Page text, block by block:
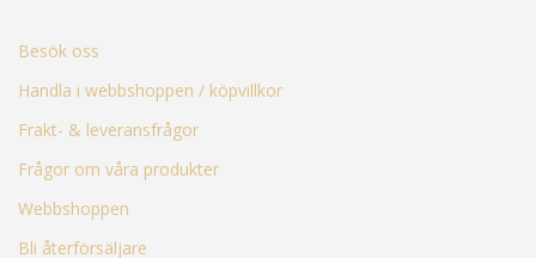
Besök oss
Handla i webbshoppen / köpvillkor
Frakt- & leveransfrågor
Frågor om våra produkter
Webbshoppen
Bli återförsäljare